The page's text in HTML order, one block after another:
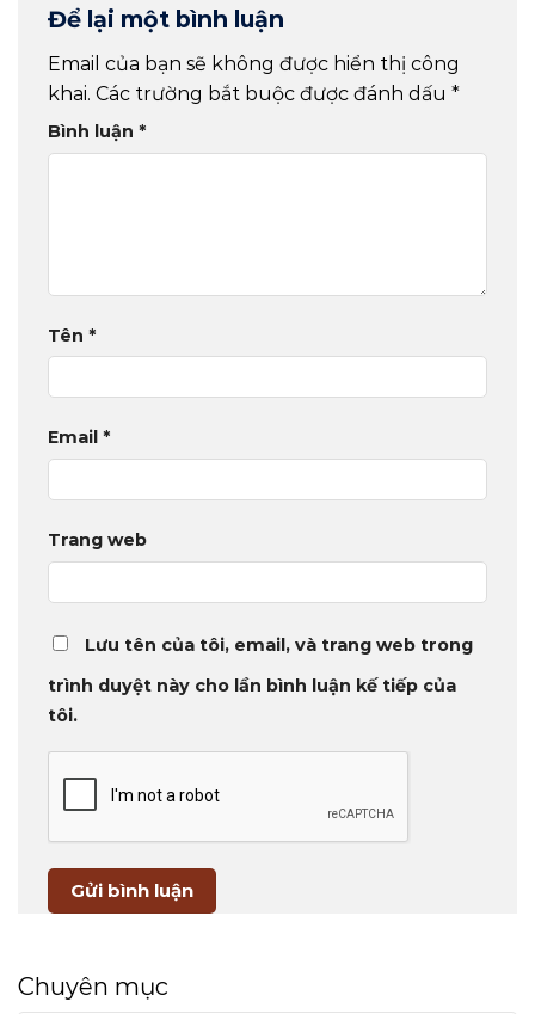
Để lại một bình luận
Email của bạn sẽ không được hiển thị công
khai. Các trường bắt buộc được đánh dấu *
Bình luận *
Tên *
Email *
Trang web
Lưu tên của tôi, email, và trang web trong
trình duyệt này cho lần bình luận kế tiếp của
tôi.
Chuyên mục